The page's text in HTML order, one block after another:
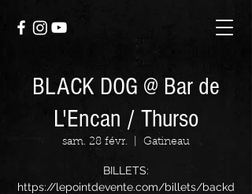
BLACK DOG @ Bar de
L'Encan / Thurso
sam. 28 févr. Gatineau
BILLETS:
https://lepointdevente.com/billets/backd